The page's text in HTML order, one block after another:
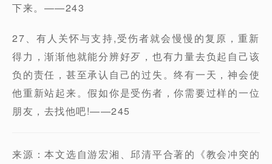
下来。——243
27、有人关怀与支持,受伤者就会慢慢的复原，重新
得力，渐渐他就能分辨好歹，也有力量去负起自己该
负的责任，甚至承认自己的过失。终有一天，神会使
他重新站起来。假如你是受伤者，你需要过样的一位
朋友，去找他吧!——245
来源：本文选自游宏湘、邱清平合著的《教会冲突的